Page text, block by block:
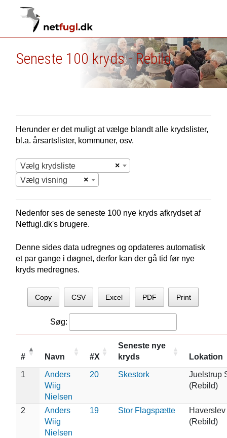
Seneste 100 kryds - Rebild
Herunder er det muligt at vælge blandt alle krydslister,
bl.a. årsartslister, kommuner, osv.
×
Vælg krydsliste
×
Vælg visning
Nedenfor ses de seneste 100 nye kryds afkrydset af
Netfugl.dk's brugere.
Denne sides data udregnes og opdateres automatisk
et par gange i døgnet, derfor kan der gå tid før nye
kryds medregnes.
Copy CSV Excel PDF Print
Søg:
# Navn #X
Seneste nye
kryds
Lokation
1
Anders
Wiig
Nielsen
20 Skestork
Juelstrup
(Rebild)
2
Anders
Wiig
Nielsen
19 Stor Flagspætte
Haverslev
(Rebild)